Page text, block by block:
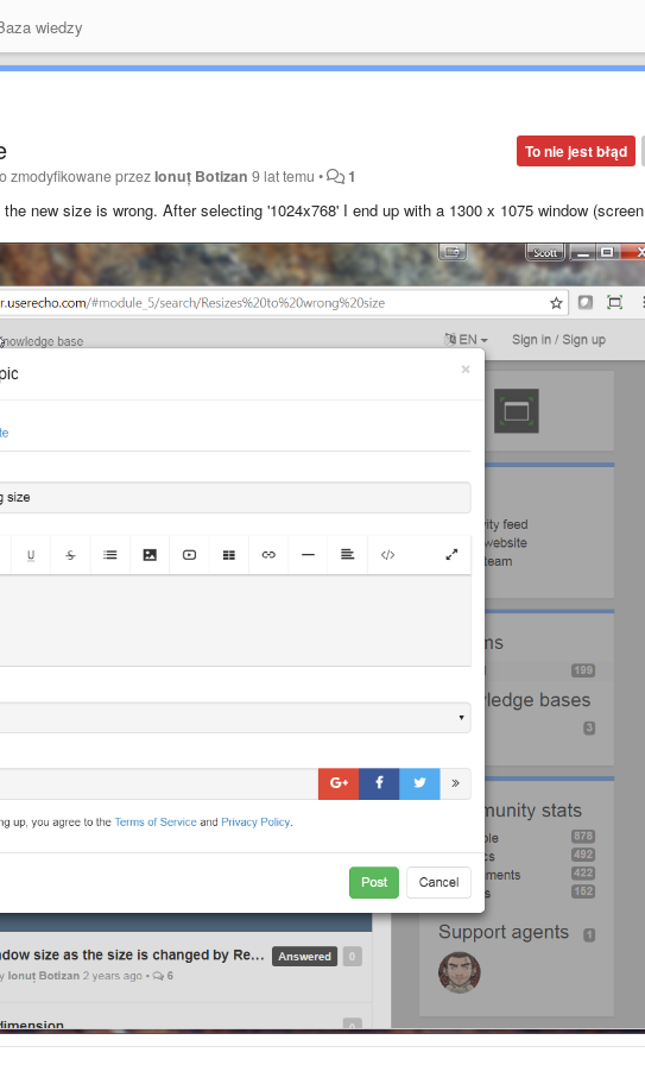
wiedzy
To nie jest błąd
zmodyfikowane przezIonuț Botizan 9 lat temu • 1
new size is wrong. After selecting '1024x768' I end up with a 1300 x 1075 window (screen